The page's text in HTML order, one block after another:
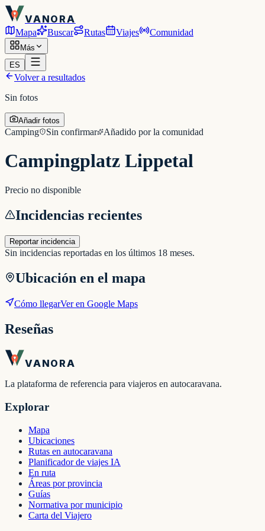
VANORA
Mapa Buscar Rutas Viajes Comunidad
Más
ES
Volver a resultados
Sin fotos
Añadir fotos
Camping Sin confirmar Añadido por la comunidad
Campingplatz Lippetal
Precio no disponible
Incidencias recientes
Reportar incidencia
Sin incidencias reportadas en los últimos 18 meses.
Ubicación en el mapa
Cómo llegarVer en Google Maps
Reseñas
VANORA
La plataforma de referencia para viajeros en autocaravana.
Explorar
Mapa
Ubicaciones
Rutas en autocaravana
Planificador de viajes IA
En ruta
Áreas por provincia
Guías
Normativa por municipio
Carta del Viajero